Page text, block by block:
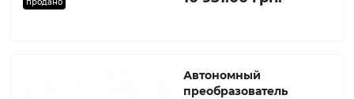
Автономный
преобразователь